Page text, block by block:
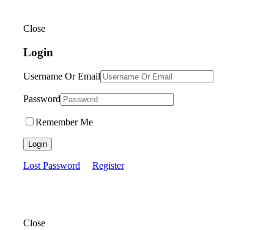
Close
Login
Username Or Email
Password
Remember Me
Login
Lost Password Register
Close